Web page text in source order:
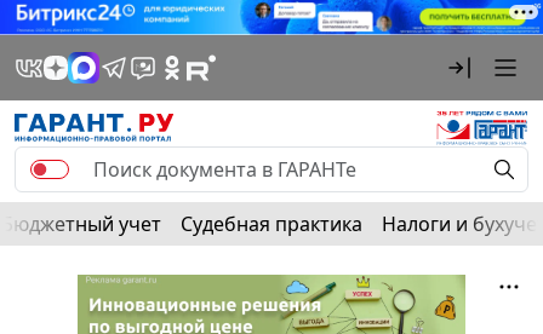
Бюджетный учет Судебная практика Налоги и